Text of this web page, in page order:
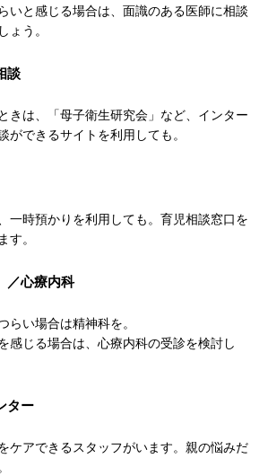
いと感じる場合は、面識のある医師に相談
ょう。
談
きは、「母子衛生研究会」など、インター
ができるサイトを利用しても。
一時預かりを利用しても。育児相談窓口を
す。
／心療内科
らい場合は精神科を。
感じる場合は、心療内科の受診を検討し
ター
ケアできるスタッフがいます。親の悩みだ